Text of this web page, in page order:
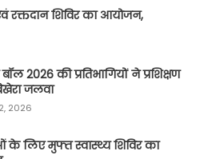
रक्तदान शिविर का आयोजन,
2026 की प्रतिभागियों ने प्रशिक्षण
जलवा
2026
के लिए मुफ्त स्वास्थ्य शिविर का